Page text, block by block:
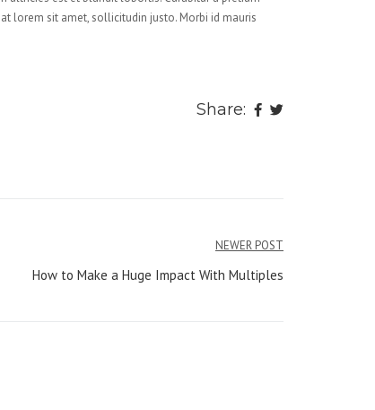
lorem sit amet, sollicitudin justo. Morbi id mauris
Share:
NEWER POST
How to Make a Huge Impact With Multiples